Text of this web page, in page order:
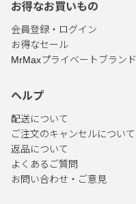
お得なお買いもの
会員登録・ログイン
お得なセール
MrMaxプライベートブランド
ヘルプ
配送について
ご注文のキャンセルについて
返品について
よくあるご質問
お問い合わせ・ご意見